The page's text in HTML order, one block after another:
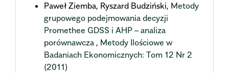
Paweł Ziemba, Ryszard Budziński, Metody
grupowego podejmowania decyzji
Promethee GDSS i AHP – analiza
porównawcza , Metody Ilościowe w
Badaniach Ekonomicznych: Tom 12 Nr 2
(2011)